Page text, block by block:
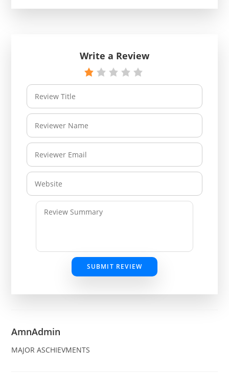
Write a Review
SUBMIT REVIEW
AmnAdmin
MAJOR ASCHIEVMENTS